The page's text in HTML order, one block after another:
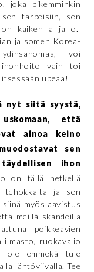
joka pikemminkin
tarpeisiin, sen
on kaiken a ja o.
ja somen Korea-
voi
ihonhoito vain toi
upeaa!
nyt siitä syystä,
että
ainoa keino
sen
ihon
on tällä hetkellä
tehokkaita ja sen
myös aavistus
meillä skandeilla
poikkeavien
ilmasto, ruokavalio
ole emmekä tule
lähtöviivalla. Tee